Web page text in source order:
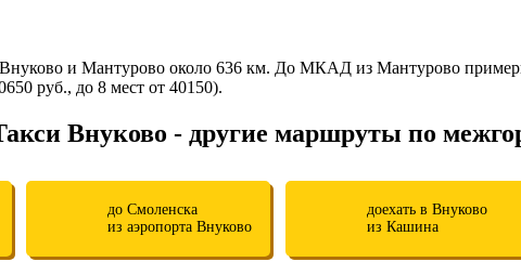
Внуково и Мантурово около 636 км. До МКАД из Мантурово
руб., до 8 мест от 40150).
Внуково - другие маршруты по
до Смоленска
из аэропорта Внуково
доехать в Внуково
из Кашина